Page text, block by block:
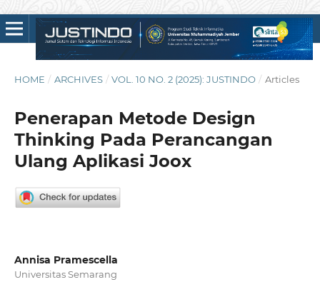
HOME / ARCHIVES / VOL. 10 NO. 2 (2025): JUSTINDO / Articles
Penerapan Metode Design
Thinking Pada Perancangan
Ulang Aplikasi Joox
Annisa Pramescella
Universitas Semarang